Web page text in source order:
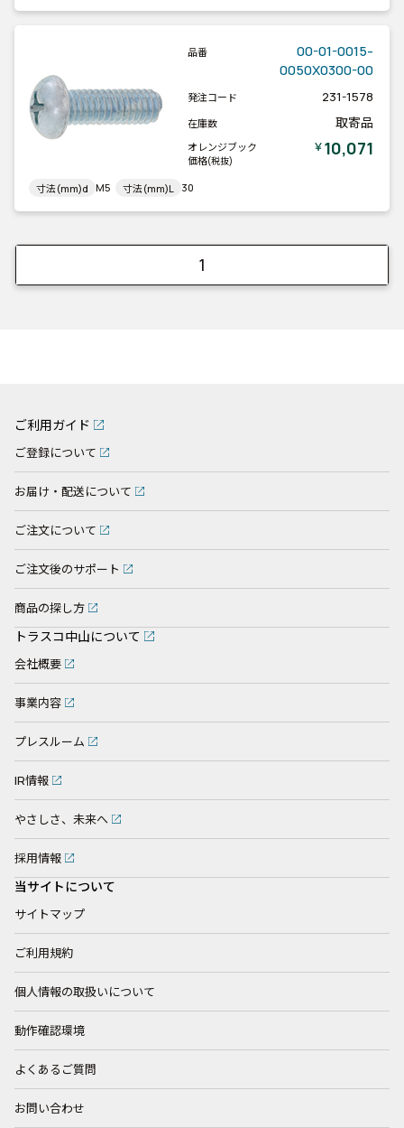
品番
00-01-0015-
0050X0300-00
発注コード 231-1578
在庫数 取寄品
オレンジブック
価格(税抜)
￥10,071
寸法(mm)d M5 寸法(mm)L 30
1
ご利用ガイド
ご登録について
お届け・配送について
ご注文について
ご注文後のサポート
商品の探し方
トラスコ中山について
会社概要
事業内容
プレスルーム
IR情報
やさしさ、未来へ
採用情報
当サイトについて
サイトマップ
ご利用規約
個人情報の取扱いについて
動作確認環境
よくあるご質問
お問い合わせ